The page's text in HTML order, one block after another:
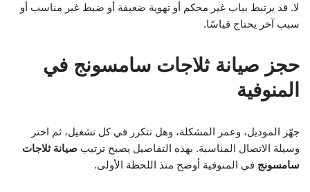
لا. قد يرتبط بباب غير محكم أو تهوية ضعيفة أو ضبط غير مناسب أو
سبب آخر يحتاج قياسًا.
حجز صيانة ثلاجات سامسونج في
المنوفية
جهّز الموديل، وعمر المشكلة، وهل تتكرر في كل تشغيل، ثم اختر
وسيلة الاتصال المناسبة. بهذه التفاصيل يصبح ترتيب صيانة ثلاجات
سامسونج في المنوفية أوضح منذ اللحظة الأولى.